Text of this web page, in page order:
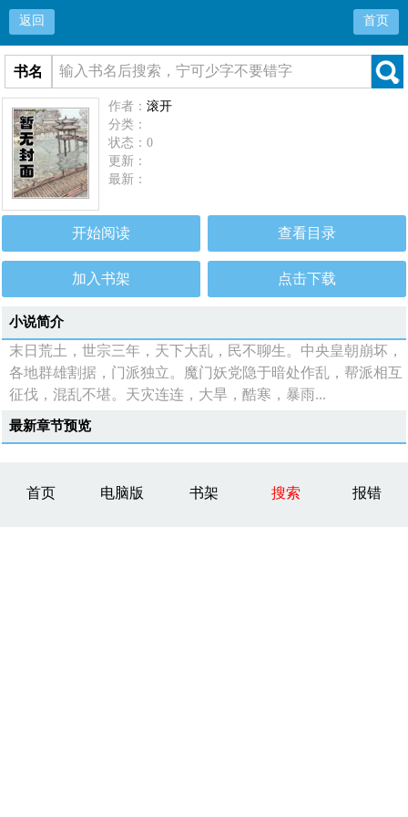
返回 首页
书名
作者：滚开
分类：
状态：0
更新：
最新：
开始阅读 查看目录
加入书架 点击下载
小说简介
末日荒土，世宗三年，天下大乱，民不聊生。中央皇朝崩坏，
各地群雄割据，门派独立。魔门妖党隐于暗处作乱，帮派相互
征伐，混乱不堪。天灾连连，大旱，酷寒，暴雨...
最新章节预览
首页 电脑版 书架 搜索 报错